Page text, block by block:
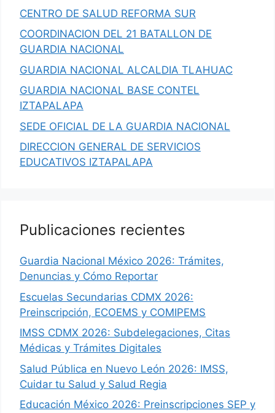
CENTRO DE SALUD REFORMA SUR
COORDINACION DEL 21 BATALLON DE
GUARDIA NACIONAL
GUARDIA NACIONAL ALCALDIA TLAHUAC
GUARDIA NACIONAL BASE CONTEL
IZTAPALAPA
SEDE OFICIAL DE LA GUARDIA NACIONAL
DIRECCION GENERAL DE SERVICIOS
EDUCATIVOS IZTAPALAPA
Publicaciones recientes
Guardia Nacional México 2026: Trámites,
Denuncias y Cómo Reportar
Escuelas Secundarias CDMX 2026:
Preinscripción, ECOEMS y COMIPEMS
IMSS CDMX 2026: Subdelegaciones, Citas
Médicas y Trámites Digitales
Salud Pública en Nuevo León 2026: IMSS,
Cuidar tu Salud y Salud Regia
Educación México 2026: Preinscripciones SEP y